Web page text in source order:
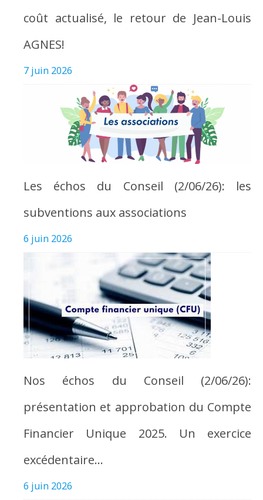
coût actualisé, le retour de Jean-Louis
AGNES!
7 juin 2026
Les échos du Conseil (2/06/26): les
subventions aux associations
6 juin 2026
Nos échos du Conseil (2/06/26):
présentation et approbation du Compte
Financier Unique 2025. Un exercice
excédentaire…
6 juin 2026